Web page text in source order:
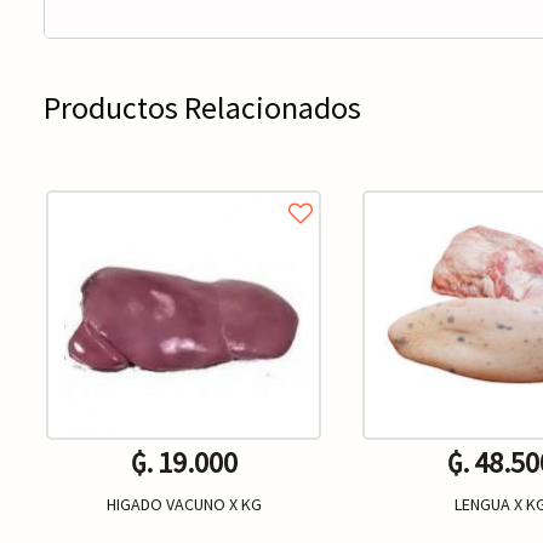
Productos Relacionados
₲. 19.000
HIGADO VACUNO X KG
₲.
LENGUA X